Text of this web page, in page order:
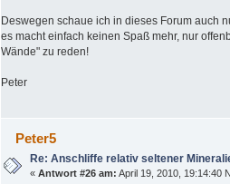
Deswegen schaue ich in dieses Forum auch
es macht einfach keinen Spaß mehr, nur
Wände" zu reden!
Peter
Peter5
Re: Anschliffe relativ seltener
«Antwort #26 am: April 19, 2010, 19:14:40